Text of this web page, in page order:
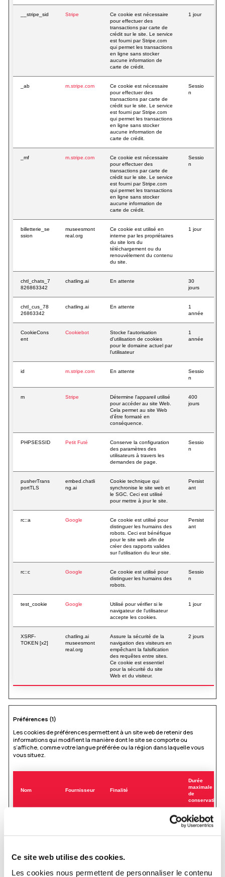
Ce site web utilise des cookies.
Les cookies nous permettent de personnaliser le contenu
__stripe_sid Stripe
Ce cookie est nécessaire
pour effectuer des
transactions par carte de
crédit sur le site. Le service
est fourni par Stripe.com
qui permet les transactions
en ligne sans stocker
aucune information de
carte de crédit.
1 jour
_ab m.stripe.com
Ce cookie est nécessaire
pour effectuer des
transactions par carte de
crédit sur le site. Le service
est fourni par Stripe.com
qui permet les transactions
en ligne sans stocker
aucune information de
carte de crédit.
Sessio
n
_mf m.stripe.com
Ce cookie est nécessaire
pour effectuer des
transactions par carte de
crédit sur le site. Le service
est fourni par Stripe.com
qui permet les transactions
en ligne sans stocker
aucune information de
carte de crédit.
Sessio
n
billetterie_se
ssion
museesmont
real.org
Ce cookie est utilisé en
interne par les propriétaires
du site lors du
téléchargement ou du
renouvèlement du contenu
du site.
1 jour
chtl_chats_7
826863342
chatling.ai En attente
30
jours
chtl_cus_78
26863342
chatling.ai En attente
1
année
CookieCons
ent
Cookiebot
Stocke l'autorisation
d'utilisation de cookies
pour le domaine actuel par
l'utilisateur
1
année
id m.stripe.com En attente
Sessio
n
m Stripe
Détermine l'appareil utilisé
pour accéder au site Web.
Cela permet au site Web
d'être formaté en
conséquence.
400
jours
PHPSESSID Petit Futé
Conserve la configuration
des paramètres des
utilisateurs à travers les
demandes de page.
Sessio
n
pusherTrans
portTLS
embed.chatli
ng.ai
Cookie technique qui
synchronise le site web et
le SGC. Ceci est utilisé
pour mettre à jour le site.
Persist
ant
rc::a Google
Ce cookie est utilisé pour
distinguer les humains des
robots. Ceci est bénéfique
pour le site web afin de
créer des rapports valides
sur l'utilisation du leur site.
Persist
ant
rc::c Google
Ce cookie est utilisé pour
distinguer les humains des
robots.
Sessio
n
test_cookie Google
Utilisé pour vérifier si le
navigateur de l'utilisateur
accepte les cookies.
1 jour
XSRF-
TOKEN [x2]
chatling.ai
museesmont
real.org
Assure la sécurité de la
navigation des visiteurs en
empêchant la falsification
des requêtes entre sites.
Ce cookie est essentiel
pour la sécurité du site
Web et du visiteur.
2 jours
Préférences (1)
Les cookies de préférences permettent à un site web de retenir des
informations qui modifient la manière dont le site se comporte ou
s’affiche, comme votre langue préférée ou la région dans laquelle vous
vous situez.
Nom Fournisseur Finalité
Durée
maximale
de
conservation
2 jours